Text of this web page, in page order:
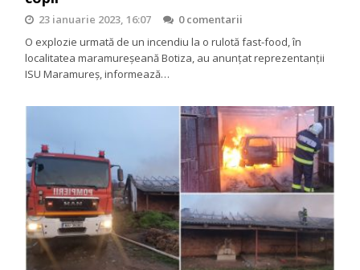
23 ianuarie 2023, 16:07
0 comentarii
O explozie urmată de un incendiu la o rulotă fast-food, în
localitatea maramureșeană Botiza, au anunţat reprezentanţii
ISU Maramureş, informează…